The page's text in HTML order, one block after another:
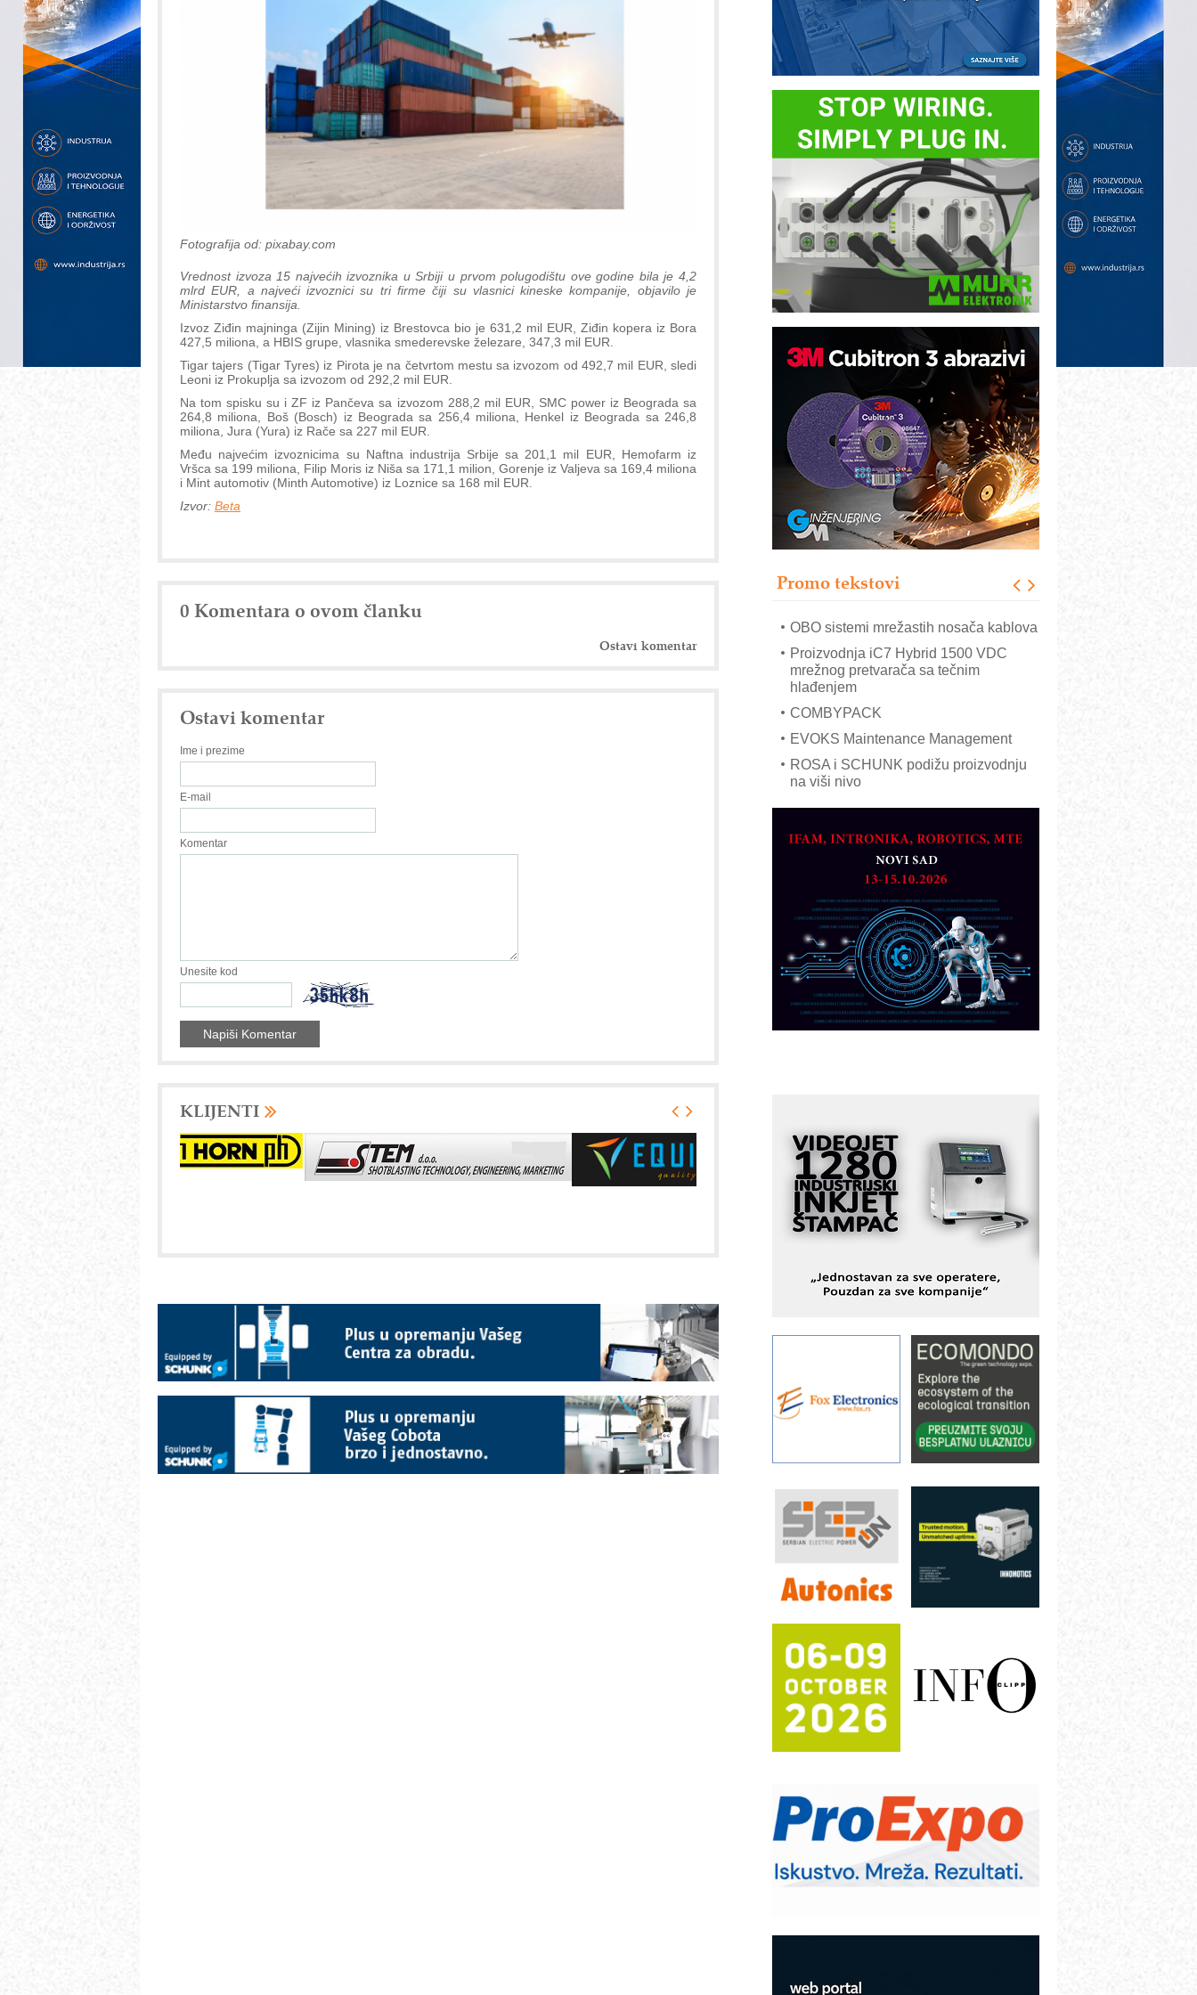
Fotografija od: pixabay.com
Vrednost izvoza 15 najvećih izvoznika u Srbiji u prvom polugodištu ove godine bila je 4,2
mlrd EUR, a najveći izvoznici su tri firme čiji su vlasnici kineske kompanije, objavilo je
Ministarstvo finansija.
Izvoz Ziđin majninga (Zijin Mining) iz Brestovca bio je 631,2 mil EUR, Ziđin kopera iz Bora
427,5 miliona, a HBIS grupe, vlasnika smederevske železare, 347,3 mil EUR.
Tigar tajers (Tigar Tyres) iz Pirota je na četvrtom mestu sa izvozom od 492,7 mil EUR, sledi
Leoni iz Prokuplja sa izvozom od 292,2 mil EUR.
Na tom spisku su i ZF iz Pančeva sa izvozom 288,2 mil EUR, SMC power iz Beograda sa
264,8 miliona, Boš (Bosch) iz Beograda sa 256,4 miliona, Henkel iz Beograda sa 246,8
miliona, Jura (Yura) iz Rače sa 227 mil EUR.
Među najvećim izvoznicima su Naftna industrija Srbije sa 201,1 mil EUR, Hemofarm iz
Vršca sa 199 miliona, Filip Moris iz Niša sa 171,1 milion, Gorenje iz Valjeva sa 169,4 miliona
i Mint automotiv (Minth Automotive) iz Loznice sa 168 mil EUR.
Izvor: Beta
0 Komentara o ovom članku
Ostavi komentar
Ostavi komentar
Ime i prezime
E-mail
Komentar
Unesite kod
KLIJENTI
Promo tekstovi
Potpuna efikasnost bez složenih
sistema
Trajna oznaka kao dugoročna korist
Bezbednost na prvom mestu!
IB BLUMENAUER - više od 40 godina
poverenja u industriji
RMQ-TITAN ADVANCED INDICATOR
– Pametna signalizacija za efikasnije
Mitutoyo Crysta-Apex V PLUS: Nova
OBO sistemi mrežastih nosača kablova
Proizvodnja iC7 Hybrid 1500 VDC
mrežnog pretvarača sa tečnim
hlađenjem
COMBYPACK
EVOKS Maintenance Management
ROSA i SCHUNK podižu proizvodnju
na viši nivo
Detekcija različitih oblika
MAREX - Lim i mašine za savremena
rešenja
Marcom-plast d.o.o.- vaš pouzdan
CTO - Prilagodite svoju toplinsku
obradu!
Razvoj asortimanskog pravca MINI-
PLC AKYTEC
AUKOM: Svetski standard metrologije
dostupan u Srbiji
Fleksibilno stezanje i brzo
podešavanje u proizvodnji prototipova
KIP KOP – napredna rešenja za
savremene industrijske i logističke
objekte
rešenjima
STAUFF – Komponente koje
povećavaju pouzdanost hidrauličkih
sistema
YAMADA pumpe – japanska
pouzdanost u transferu fluida
Filtration Group Industrial – Napredna
procesnim sistemima
RILINEX kompanije Rittal
FANUC: Najbolje za vašu pametnu
Efikasno upravljanje energijom
Automatizacija pakovanja · Display
(Shelf-Ready) omotnice
Potpuna efikasnost bez složenih
sistema
Trajna oznaka kao dugoročna korist
Bezbednost na prvom mestu!
– Pametna signalizacija za efikasnije
upravljanje mašinama
Mitutoyo Crysta-Apex V PLUS: Nova
era CNC merenja
mrežnog pretvarača sa tečnim
COMBYPACK